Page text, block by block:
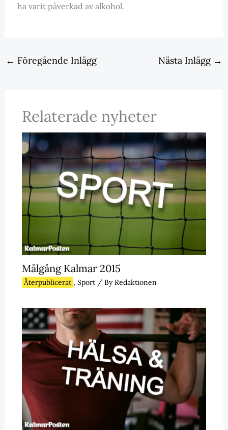
ha varit påverkad av alkohol.
← Föregående Inlägg Nästa Inlägg →
Relaterade nyheter
Målgång Kalmar 2015
Återpublicerat , Sport/ ByRedaktionen